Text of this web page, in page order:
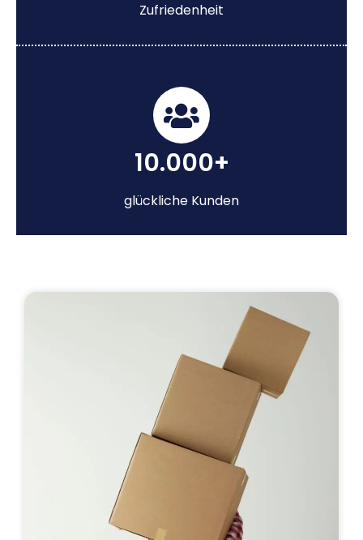
Zufriedenheit
10.000+
glückliche Kunden